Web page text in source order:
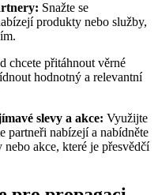
Snažte se
produkty nebo služby,
chcete přitáhnout věrné
hodnotný a relevantní
slevy a akce: Využijte
partneři nabízejí a nabídněte
akce, které je přesvědčí